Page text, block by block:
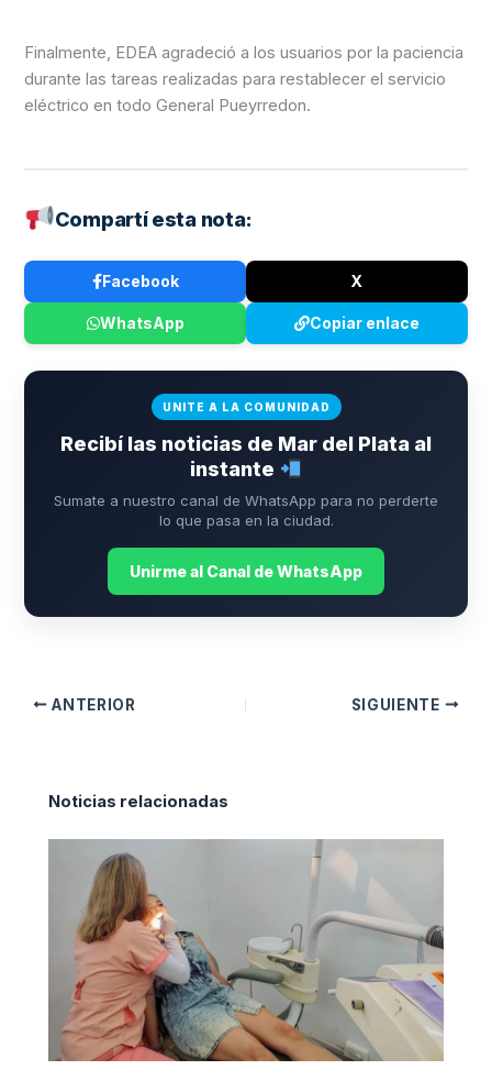
Finalmente, EDEA agradeció a los usuarios por la paciencia
durante las tareas realizadas para restablecer el servicio
eléctrico en todo General Pueyrredon.
Compartí esta nota:
Facebook X
WhatsApp Copiar enlace
UNITE A LA COMUNIDAD
Recibí las noticias de Mar del Plata al
instante
Sumate a nuestro canal de WhatsApp para no perderte
lo que pasa en la ciudad.
Unirme al Canal de WhatsApp
ANTERIOR SIGUIENTE
Noticias relacionadas